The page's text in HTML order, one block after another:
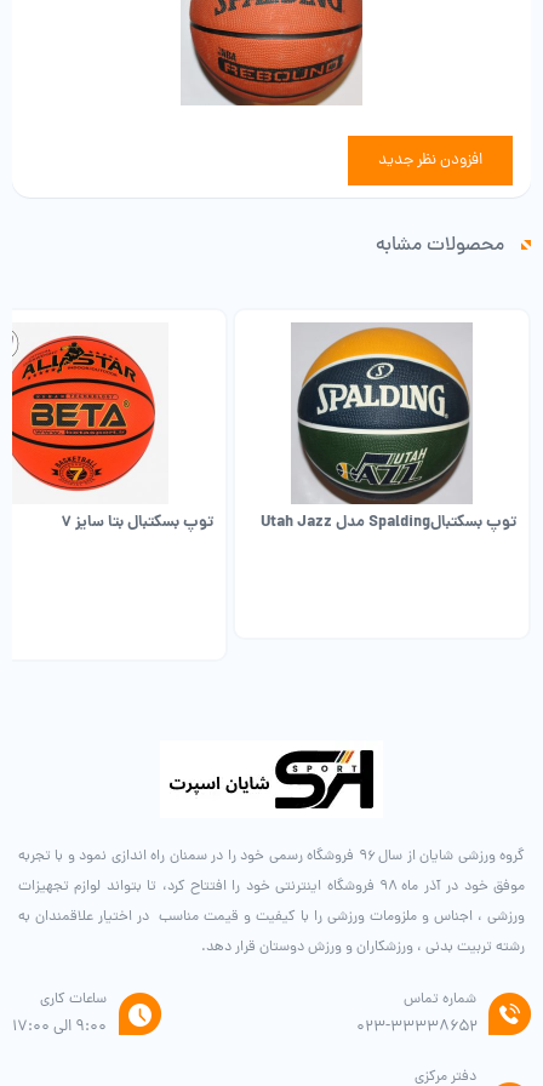
افزودن نظر جدید
محصولات مشابه
توپ بسکتبالSpalding مدل Utah Jazz توپ بسکتبال بتا سایز 7
گروه ورزشی شایان از سال ۹۶ فروشگاه رسمی خود را در سمنان راه اندازی نمود و با تجربه
موفق خود در آذر ماه ۹۸ فروشگاه اینترنتی خود را افتتاح کرد، تا بتواند لوازم تجهیزات
ورزشی ، اجناس و ملزومات ورزشی را با کیفیت و قیمت مناسب در اختیار علاقمندان به
رشته تربیت بدنی ، ورزشکاران و ورزش دوستان قرار دهد.
شماره تماس
۰۲۳-۳۳۳۳۸۶۵۲
ساعات کاری
9:00 الی 17:00
دفتر مرکزی